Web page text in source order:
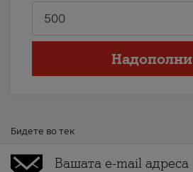
Надополни
Бидете во тек